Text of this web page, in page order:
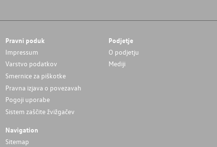
Pravni poduk
Impressum
Varstvo podatkov
Smernice za piškotke
Pravna izjava o povezavah
Pogoji uporabe
Sistem zaščite žvižgačev
Podjetje
O podjetju
Mediji
Navigation
Sitemap